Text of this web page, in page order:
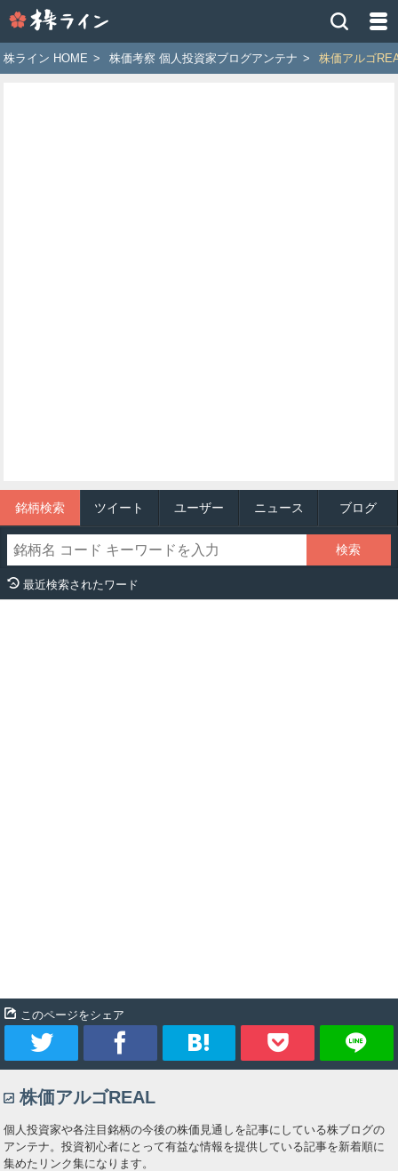
イ
ン
株ライン HOME > 株価考察 個人投資家ブログアンテナ > 株価アルゴ
銘柄検索 ツイート ユーザー ニュース ブログ
最近検索されたワード
このページをシェア
ー
ア
ク
株価アルゴREAL
個人投資家や各注目銘柄の今後の株価見通しを記事にしている株ブログの
アンテナ。投資初心者にとって有益な情報を提供している記事を新着順に
集めたリンク集になります。